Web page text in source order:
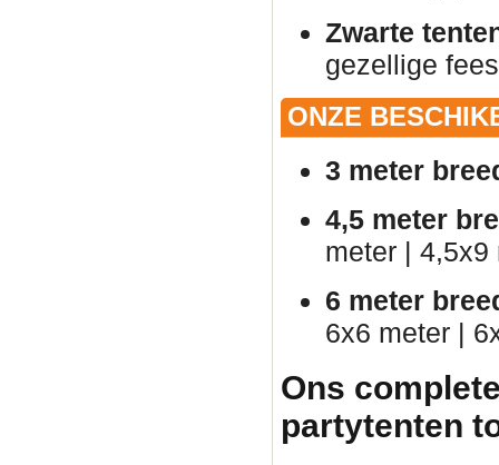
Zwarte
gezellige
ONZE
3 meter
4,5 meter
meter | 4,5x9
6 meter
6x6 meter |
Ons
partytenten